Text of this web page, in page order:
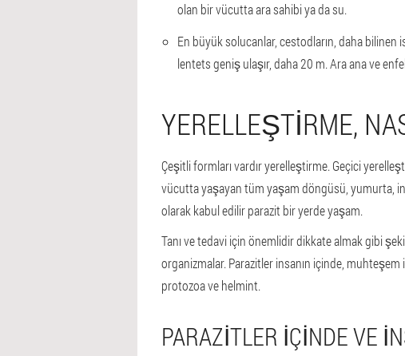
olan bir vücutta ara sahibi ya da su.
En büyük solucanlar, cestodların, daha
lentets geniş ulaşır, daha 20 m. Ara ana ve
YERELLEŞTIRME,
Çeşitli formları vardır yerelleştirme. Geçici
vücutta yaşayan tüm yaşam döngüsü, yumurta,
olarak kabul edilir parazit bir yerde yaşam.
Tanı ve tedavi için önemlidir dikkate almak gibi
organizmalar. Parazitler insanın içinde,
protozoa ve helmint.
PARAZITLER IÇINDE VE